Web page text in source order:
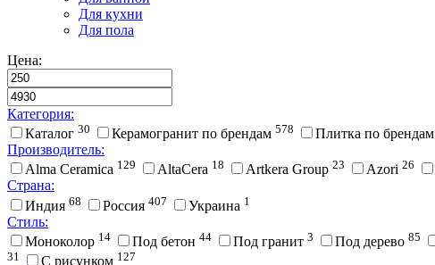
Для кухни
Для пола
Цена:
Категория:
Каталог 30 Керамогранит по брендам 578 Плитка по брендам
Производитель:
Alma Ceramica 129 AltaCera 18 Artkera Group 23 Azori 26
Страна:
Индия 68 Россия 407 Украина 1
Стиль:
Моноколор 14 Под бетон 44 Под гранит 3 Под дерево 85
31 С рисунком 127